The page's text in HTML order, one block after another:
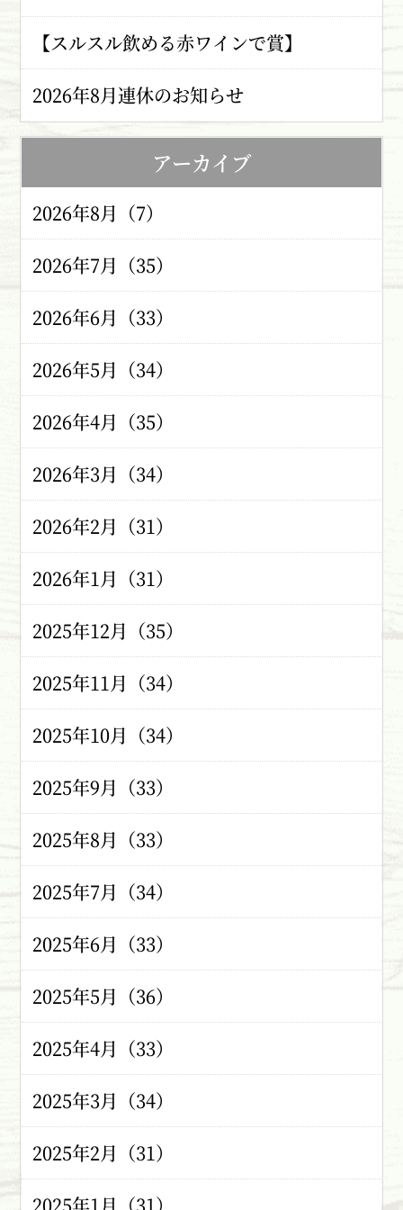
【スルスル飲める赤ワインで賞】
2026年8月連休のお知らせ
アーカイブ
2026年8月（7）
2026年7月（35）
2026年6月（33）
2026年5月（34）
2026年4月（35）
2026年3月（34）
2026年2月（31）
2026年1月（31）
2025年12月（35）
2025年11月（34）
2025年10月（34）
2025年9月（33）
2025年8月（33）
2025年7月（34）
2025年6月（33）
2025年5月（36）
2025年4月（33）
2025年3月（34）
2025年2月（31）